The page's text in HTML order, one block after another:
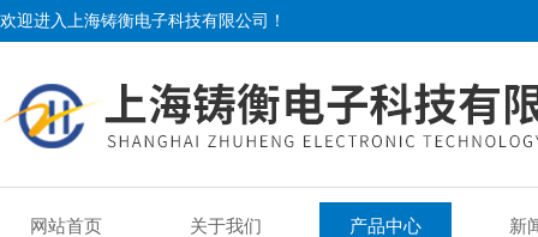
欢迎进入上海铸衡电子科技有限公司！
网站首页 关于我们 产品中心 新